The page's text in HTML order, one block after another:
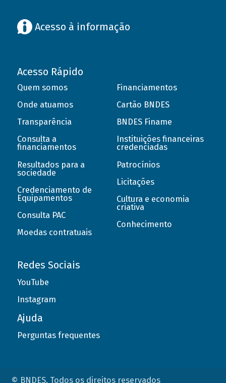
Acesso à informação
Acesso Rápido
Quem somos
Onde atuamos
Transparência
Consulta a
financiamentos
Resultados para a
sociedade
Credenciamento de
Equipamentos
Consulta PAC
Moedas contratuais
Financiamentos
Cartão BNDES
BNDES Finame
Instituições financeiras
credenciadas
Patrocínios
Licitações
Cultura e economia
criativa
Conhecimento
Redes Sociais
YouTube
Instagram
Ajuda
Perguntas frequentes
© BNDES. Todos os direitos reservados